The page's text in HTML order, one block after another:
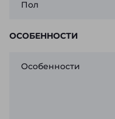
Пол
ОСОБЕННОСТИ
Особенности